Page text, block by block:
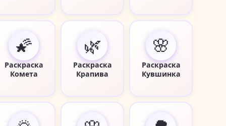
🌠
Раскраска
Комета
🌿
Раскраска
Крапива
🌸
Раскраска
Кувшинка